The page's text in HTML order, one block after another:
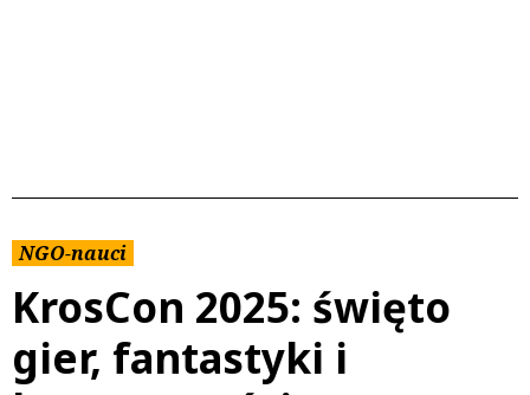
NGO-nauci
KrosCon 2025: święto
gier, fantastyki i